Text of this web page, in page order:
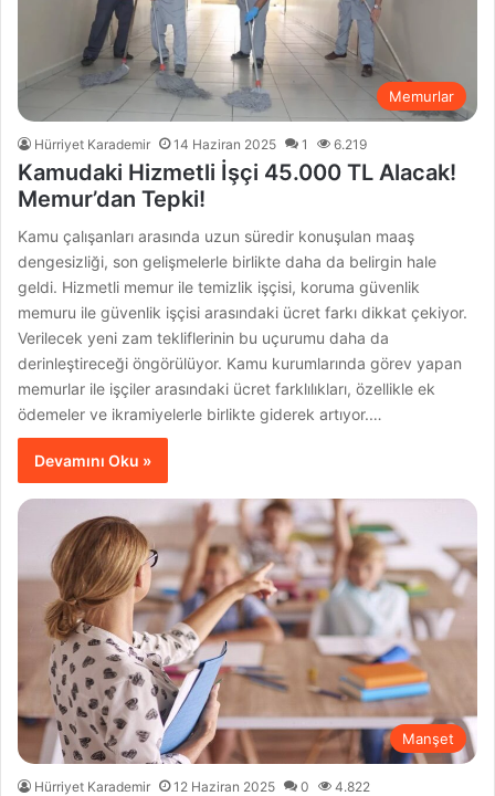
Memurlar
Hürriyet Karademir 14 Haziran 2025 1 6.219
Kamudaki Hizmetli İşçi 45.000 TL Alacak!
Memur’dan Tepki!
Kamu çalışanları arasında uzun süredir konuşulan maaş
dengesizliği, son gelişmelerle birlikte daha da belirgin hale
geldi. Hizmetli memur ile temizlik işçisi, koruma güvenlik
memuru ile güvenlik işçisi arasındaki ücret farkı dikkat çekiyor.
Verilecek yeni zam tekliflerinin bu uçurumu daha da
derinleştireceği öngörülüyor. Kamu kurumlarında görev yapan
memurlar ile işçiler arasındaki ücret farklılıkları, özellikle ek
ödemeler ve ikramiyelerle birlikte giderek artıyor.…
Devamını Oku »
Manşet
Hürriyet Karademir 12 Haziran 2025 0 4.822